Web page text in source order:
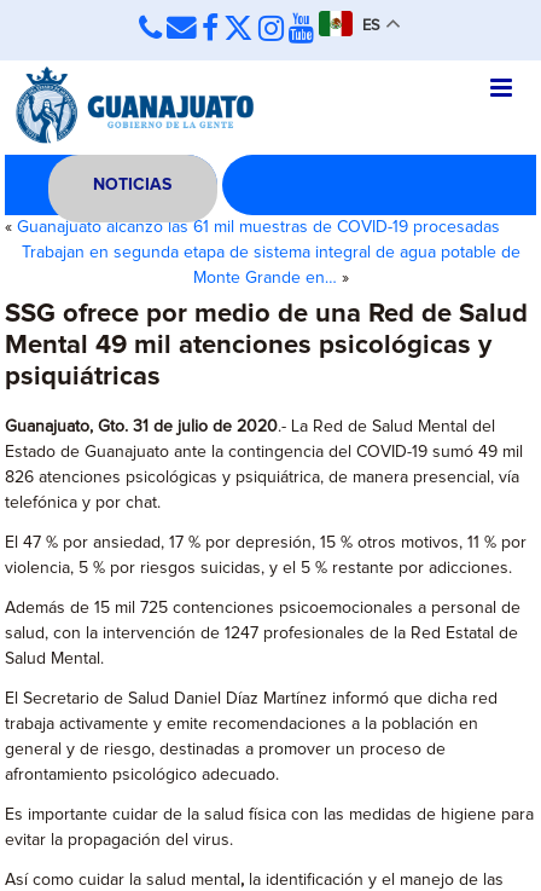
ES
NOTICIAS
«Guanajuato alcanzó las 61 mil muestras de COVID-19 procesadas
Trabajan en segunda etapa de sistema integral de agua potable de
Monte Grande en… »
SSG ofrece por medio de una Red de Salud
Mental 49 mil atenciones psicológicas y
psiquiátricas
Guanajuato, Gto. 31 de julio de 2020.- La Red de Salud Mental del
Estado de Guanajuato ante la contingencia del COVID-19 sumó 49 mil
826 atenciones psicológicas y psiquiátrica, de manera presencial, vía
telefónica y por chat.
El 47 % por ansiedad, 17 % por depresión, 15 % otros motivos, 11 % por
violencia, 5 % por riesgos suicidas, y el 5 % restante por adicciones.
Además de 15 mil 725 contenciones psicoemocionales a personal de
salud, con la intervención de 1247 profesionales de la Red Estatal de
Salud Mental.
El Secretario de Salud Daniel Díaz Martínez informó que dicha red
trabaja activamente y emite recomendaciones a la población en
general y de riesgo, destinadas a promover un proceso de
afrontamiento psicológico adecuado.
Es importante cuidar de la salud física con las medidas de higiene para
evitar la propagación del virus.
Así como cuidar la salud mental , la identificación y el manejo de las